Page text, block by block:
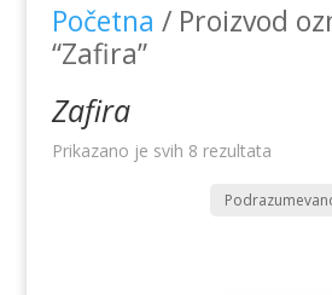
Početna / Proizvod
“Zafira”
Zafira
Prikazano je svih 8 rezultata